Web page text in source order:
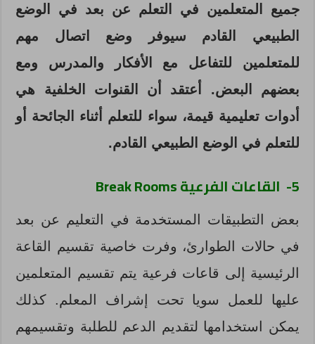
جميع المتعلمين في التعلم عن بعد في الوضع
الطبيعي القادم سيوفر وضع اتصال مهم
للمتعلمين للتفاعل مع الأفكار والمدرس ومع
بعضهم البعض. أعتقد أن القنوات الخلفية هي
أدوات تعليمية قيمة، سواء للتعلم أثناء الجائحة أو
للتعلم في الوضع الطبيعي القادم.
5- القاعات الفرعيةBreak Rooms
بعض التطبيقات المستخدمة في التعليم عن بعد
في حالات الطوارئ، وفرت خاصية تقسيم القاعة
الرئيسية إلى قاعات فرعية يتم تقسيم المتعلمين
عليها للعمل سويا تحت إشراف المعلم. كذلك
يمكن استخدامها لتقديم الدعم للطلبة وتقسيمهم